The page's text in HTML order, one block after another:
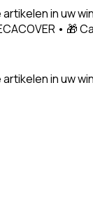
in uw
•
in uw